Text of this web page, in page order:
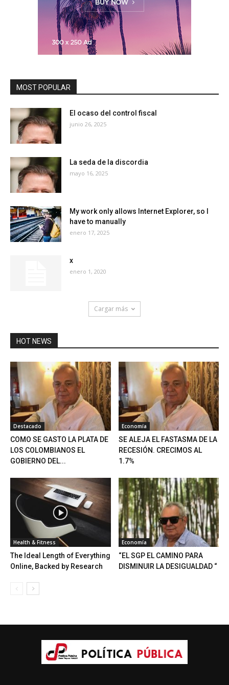
MOST POPULAR
El ocaso del control fiscal
junio 26, 2025
La seda de la discordia
mayo 16, 2025
My work only allows Internet Explorer, so I
have to manually
enero 17, 2025
x
enero 1, 2020
Cargar más
HOT NEWS
Destacado
COMO SE GASTO LA PLATA DE
LOS COLOMBIANOS EL
GOBIERNO DEL...
Economía
SE ALEJA EL FASTASMA DE LA
RECESIÓN. CRECIMOS AL
1.7%
Health & Fitness
The Ideal Length of Everything
Online, Backed by Research
Economía
“EL SGP EL CAMINO PARA
DISMINUIR LA DESIGUALDAD “